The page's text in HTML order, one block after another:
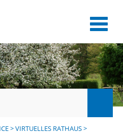
>VIRTUELLES RATHAUS>